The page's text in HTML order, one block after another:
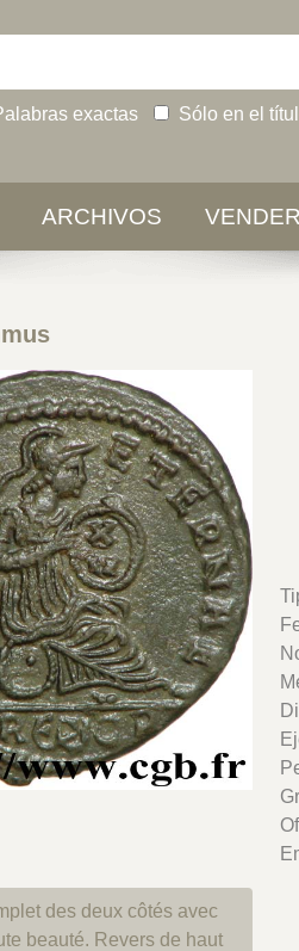
exactas Sólo en el
ARCHIVOS VENDER
des deux côtés avec
beauté. Revers de haut